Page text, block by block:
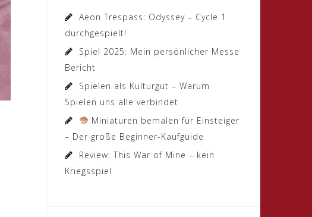
Aeon Trespass: Odyssey – Cycle 1
durchgespielt!
Spiel 2025: Mein persönlicher Messe
Bericht
Spielen als Kulturgut – Warum
Spielen uns alle verbindet
Miniaturen bemalen für Einsteiger
– Der große Beginner-Kaufguide
Review: This War of Mine – kein
Kriegsspiel